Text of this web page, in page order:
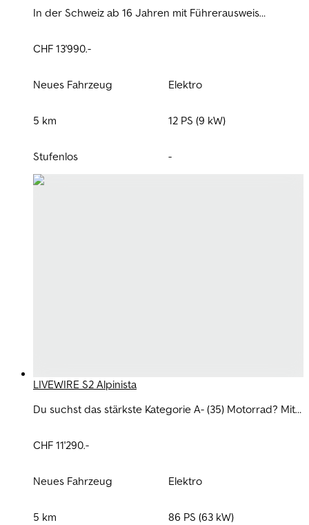
In der Schweiz ab 16 Jahren mit Führerausweis
Farben sofort ab Lager verfügbar.
CHF 13'990.-
Neues Fahrzeug Elektro
5 km 12 PS (9 kW)
Stufenlos -
LIVEWIRE S2 Alpinista
Du suchst das stärkste Kategorie A- (35) Motorrad? Mit
unschlagbaren Kampfpreis.
CHF 11'290.-
Neues Fahrzeug Elektro
5 km 86 PS (63 kW)